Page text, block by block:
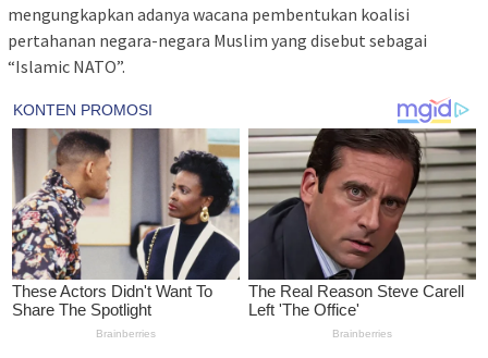
mengungkapkan adanya wacana pembentukan koalisi
pertahanan negara-negara Muslim yang disebut sebagai
“Islamic NATO”.